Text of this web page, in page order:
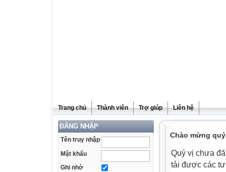
Trang chủ Thành viên Trợ giúp Liên hệ
ĐĂNG NHẬP
Tên truy nhập
Mật khẩu
Ghi nhớ
Chào mừng
Quý vị chưa
tải được các